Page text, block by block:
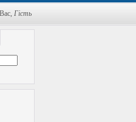
, Гість